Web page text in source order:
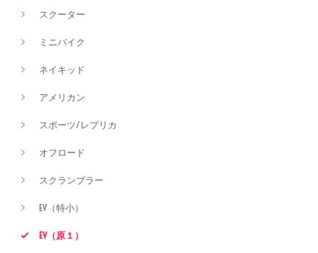
スクーター
ミニバイク
ネイキッド
アメリカン
スポーツ/レプリカ
オフロード
スクランブラー
EV（特小）
EV（原１）
価格